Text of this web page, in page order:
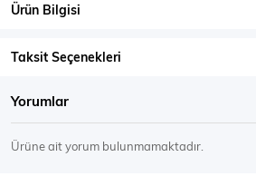
Ürün Bilgisi
Taksit Seçenekleri
Yorumlar
Ürüne ait yorum bulunmamaktadır.